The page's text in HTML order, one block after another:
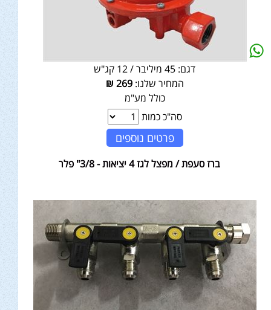
דגם: 45 מיליבר / 12 קג"ש
המחיר שלנו:269
₪
כולל מע"מ
סה"כ כמות
פרטים נוספים
ברז סעפת / מפצל לגז 4 יציאות - 3/8" פלר